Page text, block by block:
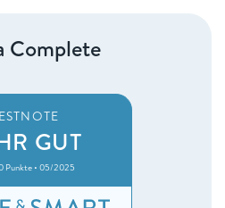
Complete
GUT
Punkte • 05/2025